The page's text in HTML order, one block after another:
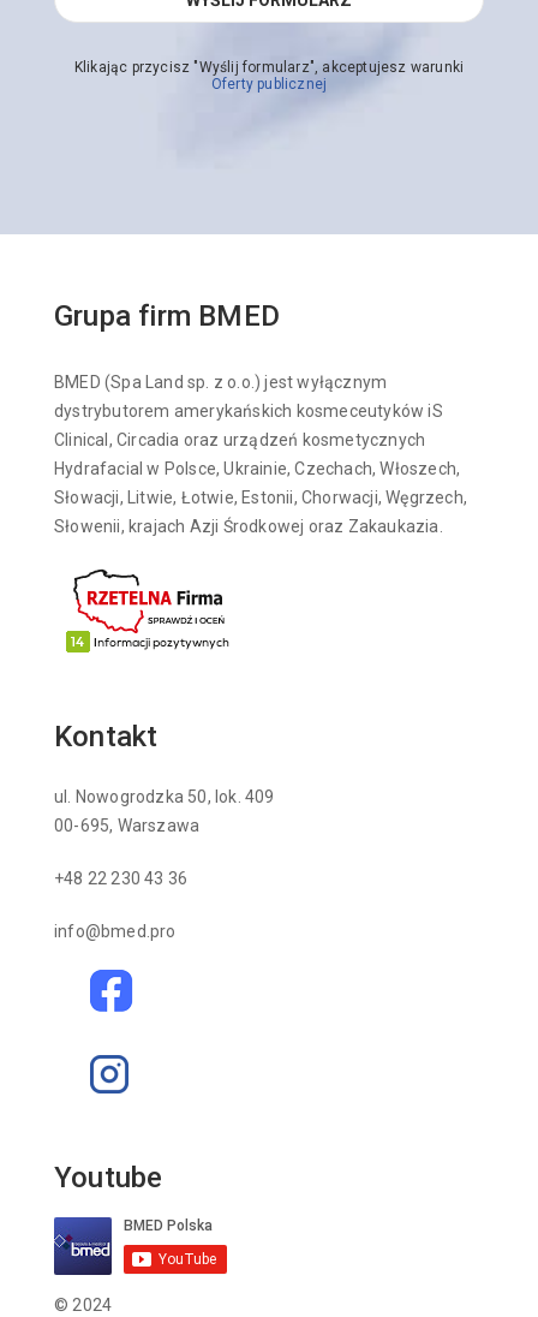
Klikając przycisz "Wyślij formularz", akceptujesz warunki
Oferty publicznej
Grupa firm BMED
BMED (Spa Land sp. z o.o.) jest wyłącznym
dystrybutorem amerykańskich kosmeceutyków iS
Clinical, Circadia oraz urządzeń kosmetycznych
Hydrafacial w Polsce, Ukrainie, Czechach, Włoszech,
Słowacji, Litwie, Łotwie, Estonii, Chorwacji, Węgrzech,
Słowenii, krajach Azji Środkowej oraz Zakaukazia.
Kontakt
ul. Nowogrodzka 50, lok. 409
00-695, Warszawa
+48 22 230 43 36
info@bmed.pro
Youtube
© 2024